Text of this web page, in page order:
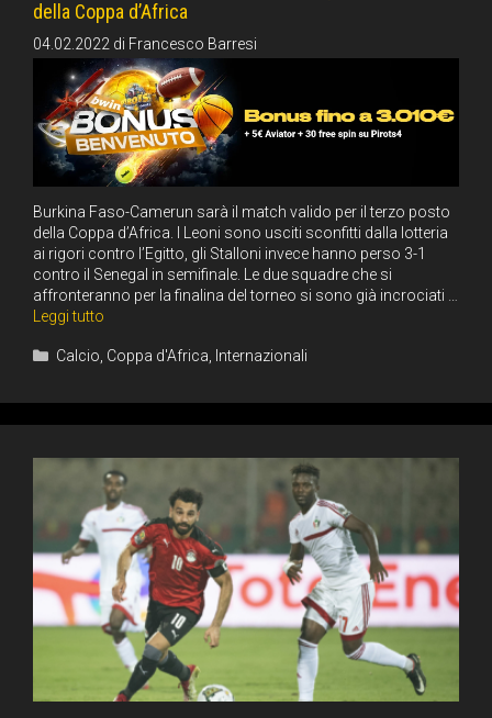
della Coppa d’Africa
04.02.2022 di Francesco Barresi
Burkina Faso-Camerun sarà il match valido per il terzo posto
della Coppa d’Africa. I Leoni sono usciti sconfitti dalla lotteria
ai rigori contro l’Egitto, gli Stalloni invece hanno perso 3-1
contro il Senegal in semifinale. Le due squadre che si
affronteranno per la finalina del torneo si sono già incrociati …
Leggi tutto
Categorie
Calcio, Coppa d'Africa, Internazionali